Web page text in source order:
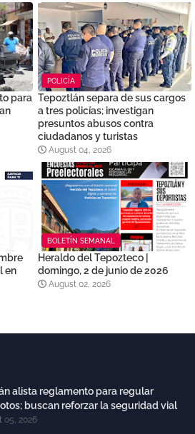
para
POLICÍA
Tepoztlán separa de sus cargos
a tres policías; investigan
presuntos abusos contra
ciudadanos y turistas
August 04, 2026
en
BOLETÍN SEMANAL
Heraldo del Tepozteco |
domingo, 2 de junio de 2026
August 02, 2026
alista reglamento para regular
buscan reforzar la seguridad vial
05, 2026